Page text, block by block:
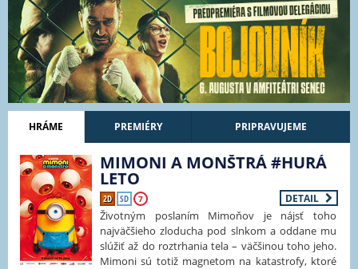
HRÁME PREMIÉRY PRIPRAVUJEME
MIMONI A MONŠTRÁ #HURÁ
LETO
2D SD 7 DETAIL
Životným poslaním Mimoňov je nájsť toho
najväčšieho zloducha pod slnkom a oddane mu
slúžiť až do roztrhania tela – väčšinou toho jeho.
Mimoni sú totiž magnetom na katastrofy, ktoré